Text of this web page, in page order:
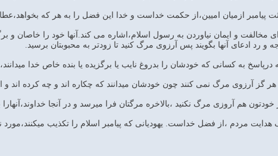
پیامبر ازمیان امیین،از حکمت خداست و خدا این فضل را به هر که
برای مخالفت و ایمان نیاوردن به رسول اسلام،اشاره می کند.آنها خود را خاصان و
و رد ادعای آنها بگویند پس آرزوی مرگ کنید تا زودتر به محبوبتان برسید.
به کسانی که خودشان را بدروغ نایب یا برگزیده یا بنده خاص خدا